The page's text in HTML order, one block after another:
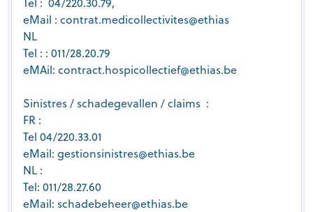
eMail : contrat.medicollectivites@ethias
NL
Tel : : 011/28.20.79
eMAil: contract.hospicollectief@ethias.be
Sinistres / schadegevallen / claims :
FR :
Tel 04/220.33.01
eMail: gestionsinistres@ethias.be
NL :
Tel: 011/28.27.60
eMail: schadebeheer@ethias.be